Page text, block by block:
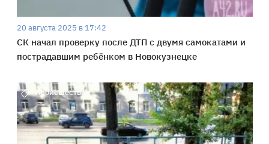
20 августа 2025 в 17:42
СК начал проверку после ДТП с двумя самокатами и
пострадавшим ребёнком в Новокузнецке
Происшествия